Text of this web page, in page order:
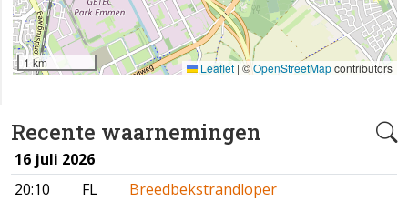
Recente waarnemingen
16 juli 2026
20:10
FL
Breedbekstrandloper
1 km Leaflet | ©OpenStreetMapcontributors